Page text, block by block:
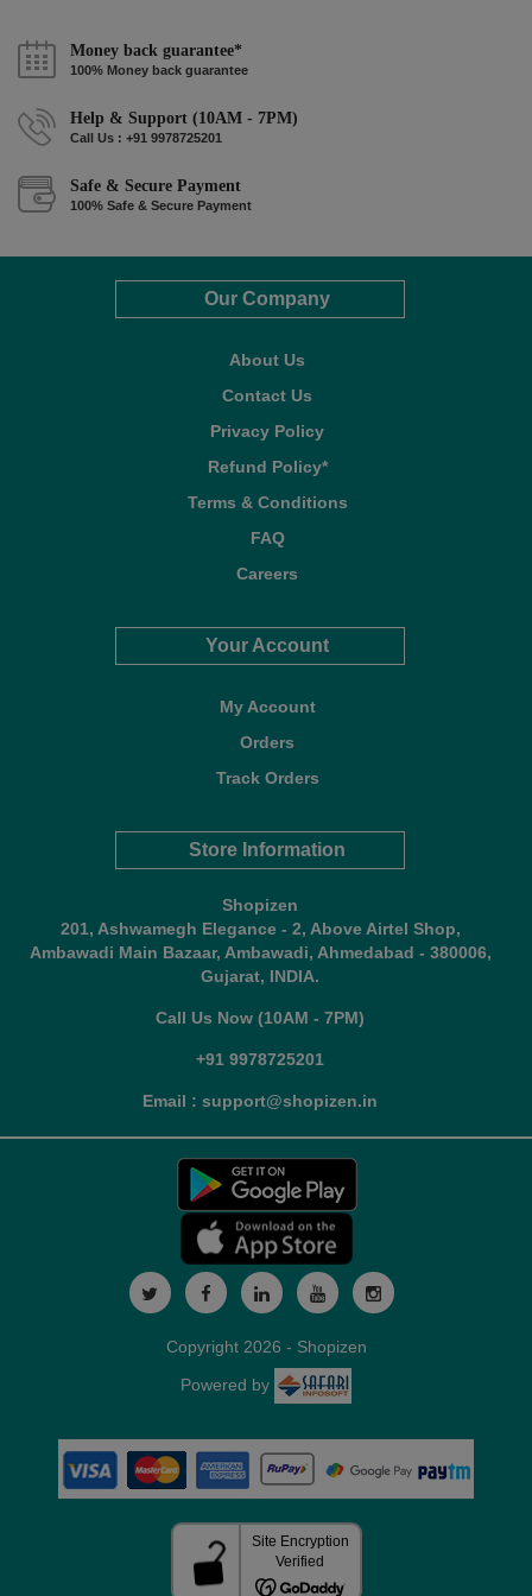
Money back guarantee*
100% Money back guarantee
Help & Support (10AM - 7PM)
Call Us : +91 9978725201
Safe & Secure Payment
100% Safe & Secure Payment
Our Company
About Us
Contact Us
Privacy Policy
Refund Policy*
Terms & Conditions
FAQ
Careers
Your Account
My Account
Orders
Track Orders
Store Information
Shopizen
201, Ashwamegh Elegance - 2, Above Airtel Shop,
Ambawadi Main Bazaar, Ambawadi, Ahmedabad - 380006,
Gujarat, INDIA.
Call Us Now (10AM - 7PM)
+91 9978725201
Email : support@shopizen.in
Copyright 2026 - Shopizen
Powered by